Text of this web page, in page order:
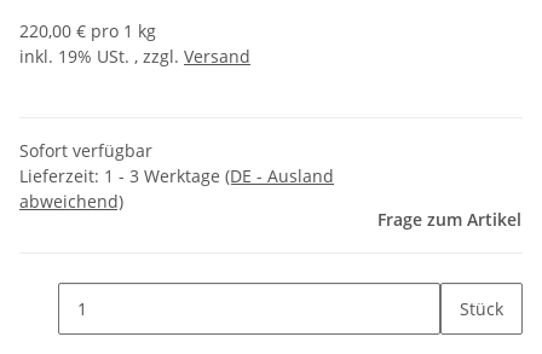
220,00 € pro 1 kg
inkl. 19% USt. , zzgl. Versand
Sofort verfügbar
Lieferzeit: 1 - 3 Werktage (DE - Ausland
abweichend)
Frage zum Artikel
Stück